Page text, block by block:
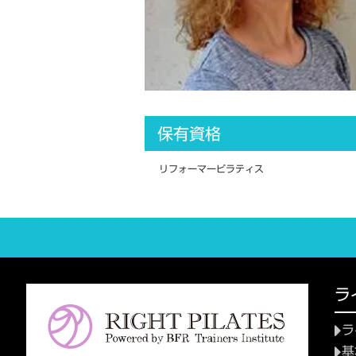
保有資格
リフォーマーピラティス